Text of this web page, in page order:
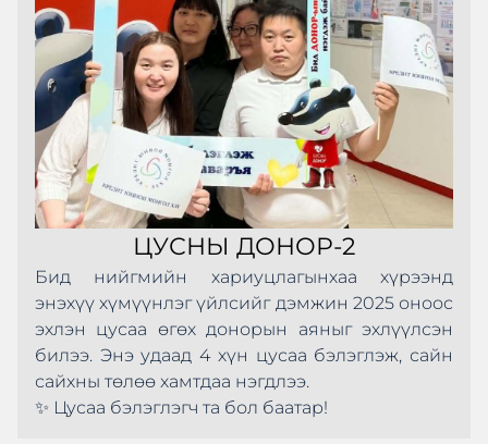
ЦУСНЫ ДОНОР-2
Бид нийгмийн хариуцлагынхаа хүрээнд
энэхүү хүмүүнлэг үйлсийг дэмжин 2025 оноос
эхлэн цусаа өгөх донорын аяныг эхлүүлсэн
билээ. Энэ удаад 4 хүн цусаа бэлэглэж, сайн
сайхны төлөө хамтдаа нэгдлээ.
✨ Цусаа бэлэглэгч та бол баатар!